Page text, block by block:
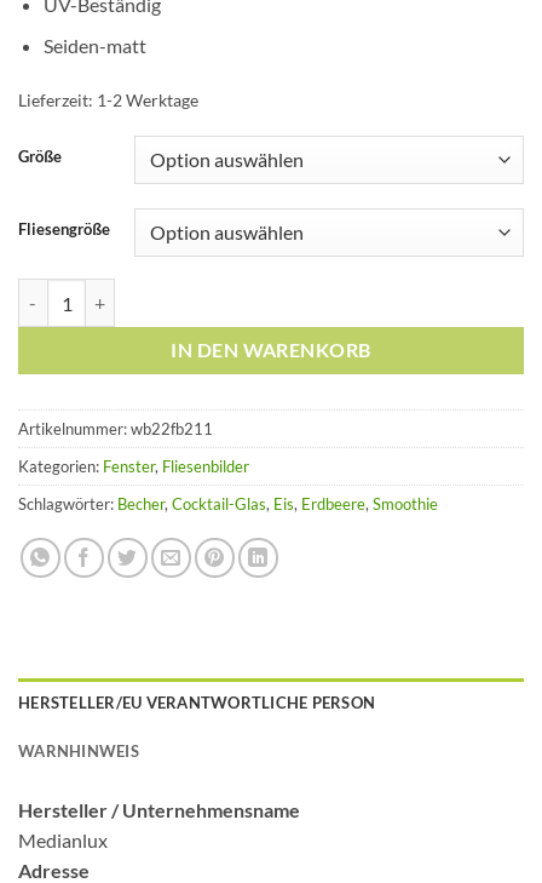
Seiden-matt
Lieferzeit: 1-2 Werktage
Größe
Fliesengröße
IN DEN WARENKORB
Artikelnummer:wb22fb211
Kategorien: Fenster, Fliesenbilder
Schlagwörter: Becher, Cocktail-Glas, Eis, Erdbeere, Smoothie
HERSTELLER/EU VERANTWORTLICHE PERSON
WARNHINWEIS
Hersteller /Unternehmensname
Medianlux
Adresse